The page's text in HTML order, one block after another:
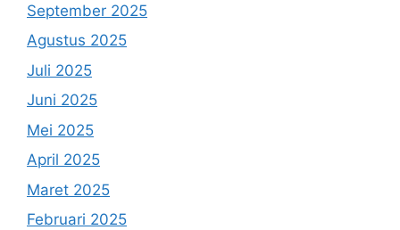
September 2025
Agustus 2025
Juli 2025
Juni 2025
Mei 2025
April 2025
Maret 2025
Februari 2025